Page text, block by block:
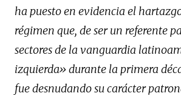
ha puesto en evidencia el
régimen que, de ser un referente
sectores de la vanguardia
izquierda» durante la primera
fue desnudando su carácter